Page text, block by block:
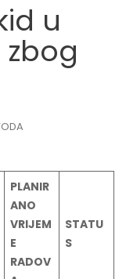
u
PLANIR
ANO
VRIJEM
E
RADOV
STATU
S